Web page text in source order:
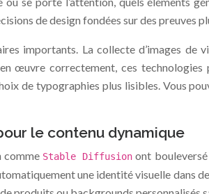
de design fondées sur des preuves
importants. La collecte d’images de
œuvre correctement, ces
de typographies plus lisibles. Vous
le contenu dynamique
comme Stable Diffusion ont
une identité visuelle dans